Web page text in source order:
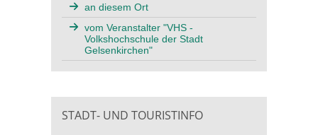
an diesem Ort
vom Veranstalter "VHS -
Volkshochschule der Stadt
Gelsenkirchen"
STADT- UND TOURISTINFO